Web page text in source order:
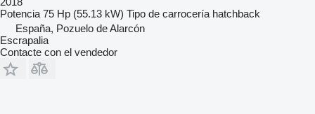
Potencia 75 Hp (55.13 kW) Tipo de carrocería hatchback
España, Pozuelo de Alarcón
Escrapalia
Contacte con el vendedor